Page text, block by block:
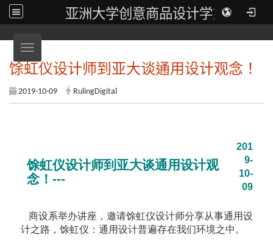
亚洲大学创意商品设计学系
Toggle navigation
馀虹仪设计师到亚大谈通用设计观念！
2019-10-09 RulingDigital
馀虹仪设计师到亚大谈通用设计观
念！---
201
9-
10-
09
商设系举办讲座，邀请馀虹仪设计师分享从事通用设
计之路，馀虹仪：通用设计普遍存在我们环境之中。